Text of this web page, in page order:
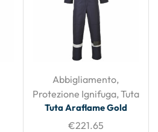
Abbigliamento,
Protezione Ignifuga, Tuta
Tuta Araflame Gold
€221.65